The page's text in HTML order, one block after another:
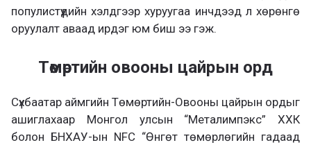
популистүүдийн хэлдгээр хуруугаа инчдээд л хөрөнгө
оруулалт аваад ирдэг юм биш ээ гэж.
Төмөртийн овооны цайрын орд
Сүхбаатар аймгийн Төмөртийн-Овооны цайрын ордыг
ашиглахаар Монгол улсын “Металимпэкс” ХХК
болон БНХАУ-ын NFC “Өнгөт төмөрлөгийн гадаад